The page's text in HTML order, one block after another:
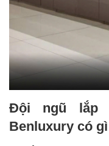
Đội ngũ lắp
Benluxury có